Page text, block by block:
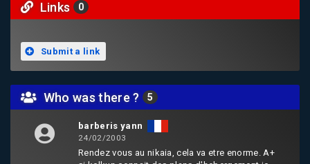
Links 0
Submit a link
Who was there ? 5
barberis yann
24/02/2003
Rendez vous au nikaia, cela va etre enorme. A+